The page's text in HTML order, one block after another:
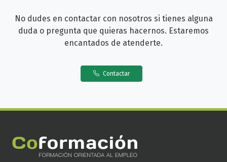
No dudes en contactar con nosotros si tienes alguna
duda o pregunta que quieras hacernos. Estaremos
encantados de atenderte.
Contactar